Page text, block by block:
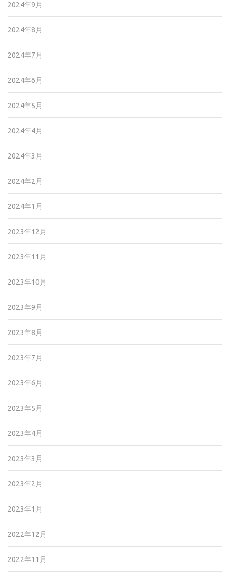
2024年9月
2024年8月
2024年7月
2024年6月
2024年5月
2024年4月
2024年3月
2024年2月
2024年1月
2023年12月
2023年11月
2023年10月
2023年9月
2023年8月
2023年7月
2023年6月
2023年5月
2023年4月
2023年3月
2023年2月
2023年1月
2022年12月
2022年11月